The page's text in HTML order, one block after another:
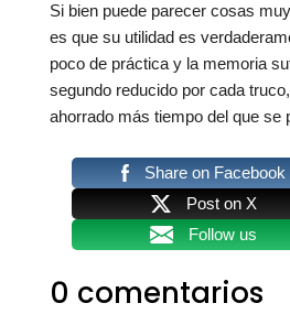
Si bien puede parecer cosas
es que su utilidad es
poco de práctica y la memoria
segundo reducido por cada
ahorrado más tiempo del que se
Share on Facebook
Post on X
Follow us
0 comentarios